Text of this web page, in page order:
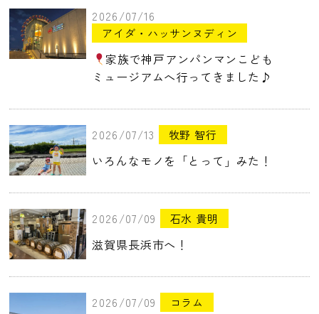
2026/07/16
アイダ・ハッサンヌディン
家族で神戸アンパンマンこども
ミュージアムへ行ってきました♪
2026/07/13 牧野 智行
いろんなモノを「とって」みた！
2026/07/09 石水 貴明
滋賀県長浜市へ！
2026/07/09 コラム